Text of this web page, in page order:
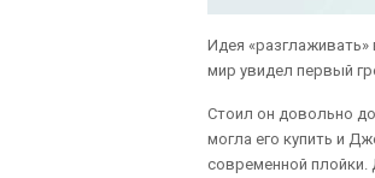
Идея
мир увидел первый
Стоил он довольно
могла его купить и
современной плойки.